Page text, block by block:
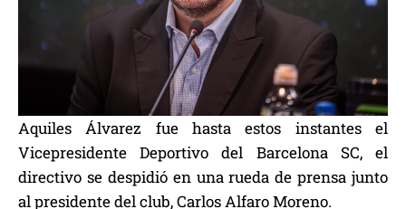
Aquiles Álvarez fue hasta estos instantes el
Vicepresidente Deportivo del Barcelona SC, el
directivo se despidió en una rueda de prensa junto
al presidente del club, Carlos Alfaro Moreno.